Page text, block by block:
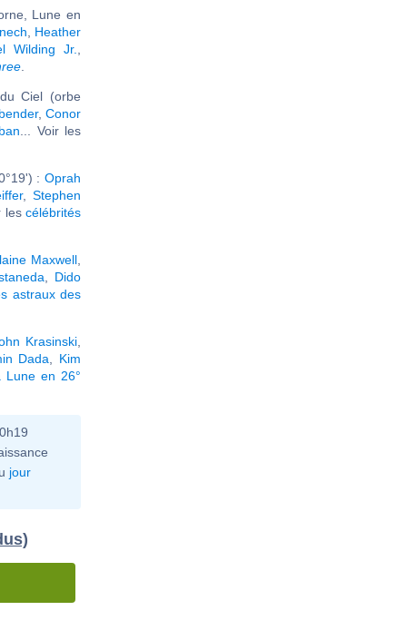
Lune en
Heather
Wilding Jr.
Ciel (orbe
,Conor
... Voir les
: Oprah
,Stephen
lescélébrités
Maxwell
Dido
astraux des
Krasinski
Dada
Kim
Lune en 26°
jour